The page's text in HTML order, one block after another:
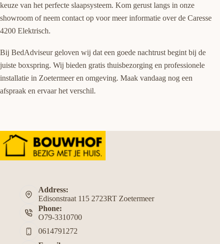
keuze van het perfecte slaapsysteem. Kom gerust langs in onze
showroom of neem contact op voor meer informatie over de Caresse
4200 Elektrisch.
Bij BedAdviseur geloven wij dat een goede nachtrust begint bij de
juiste boxspring. Wij bieden gratis thuisbezorging en professionele
installatie in Zoetermeer en omgeving. Maak vandaag nog een
afspraak en ervaar het verschil.
Address:
Edisonstraat 115 2723RT Zoetermeer
Phone:
O79-3310700
0614791272